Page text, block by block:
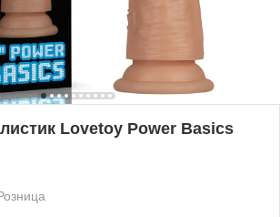
Lovetoy Power Basics